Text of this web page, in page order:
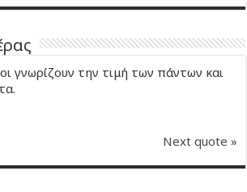
γνωρίζουν την τιμή των πάντων και
Next quote »